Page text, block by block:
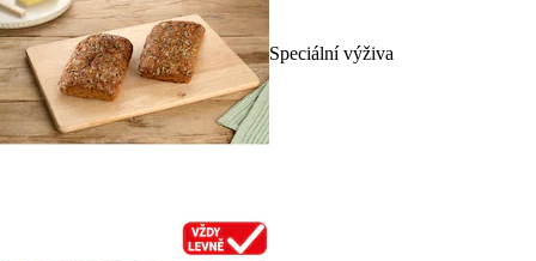
Speciální výživa